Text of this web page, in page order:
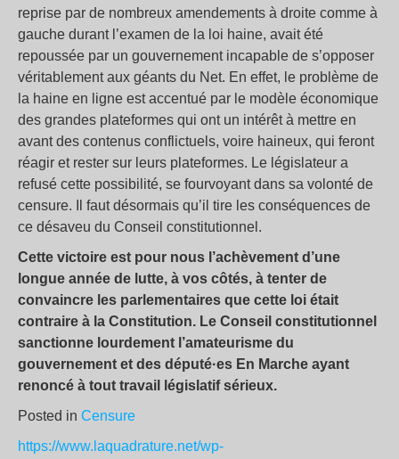
reprise par de nombreux amendements à droite comme à
gauche durant l’examen de la loi haine, avait été
repoussée par un gouvernement incapable de s’opposer
véritablement aux géants du Net. En effet, le problème de
la haine en ligne est accentué par le modèle économique
des grandes plateformes qui ont un intérêt à mettre en
avant des contenus conflictuels, voire haineux, qui feront
réagir et rester sur leurs plateformes. Le législateur a
refusé cette possibilité, se fourvoyant dans sa volonté de
censure. Il faut désormais qu’il tire les conséquences de
ce désaveu du Conseil constitutionnel.
Cette victoire est pour nous l’achèvement d’une
longue année de lutte, à vos côtés, à tenter de
convaincre les parlementaires que cette loi était
contraire à la Constitution. Le Conseil constitutionnel
sanctionne lourdement l’amateurisme du
gouvernement et des député·es En Marche ayant
renoncé à tout travail législatif sérieux.
Posted in Censure
https://www.laquadrature.net/wp-